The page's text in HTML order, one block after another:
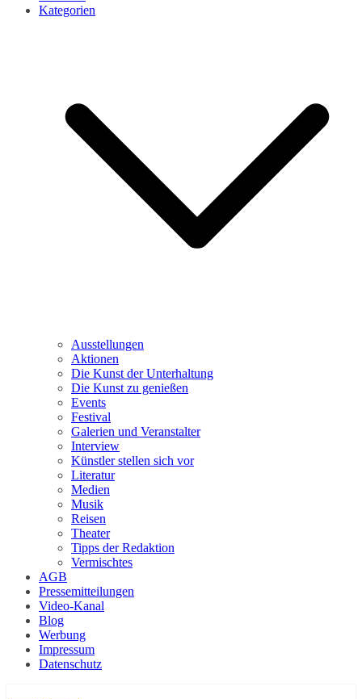
Kategorien
Ausstellungen
Aktionen
Die Kunst der Unterhaltung
Die Kunst zu genießen
Events
Festival
Galerien und Veranstalter
Interview
Künstler stellen sich vor
Literatur
Medien
Musik
Reisen
Theater
Tipps der Redaktion
Vermischtes
AGB
Pressemitteilungen
Video-Kanal
Blog
Werbung
Impressum
Datenschutz